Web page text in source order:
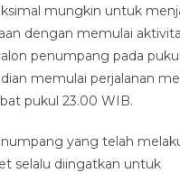
mungkin untuk
dengan memulai
penumpang pada
memulai perjalanan
pukul 23.00 WIB.
yang telah
selalu diingatkan untuk